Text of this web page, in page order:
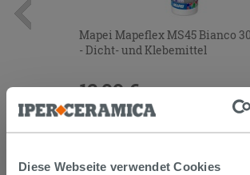
Diese Webseite verwendet Cookies
Mapei Mapeflex MS45 Bianco
- Dicht- und Klebemittel
12,99 €
IN DEN WARENKORB